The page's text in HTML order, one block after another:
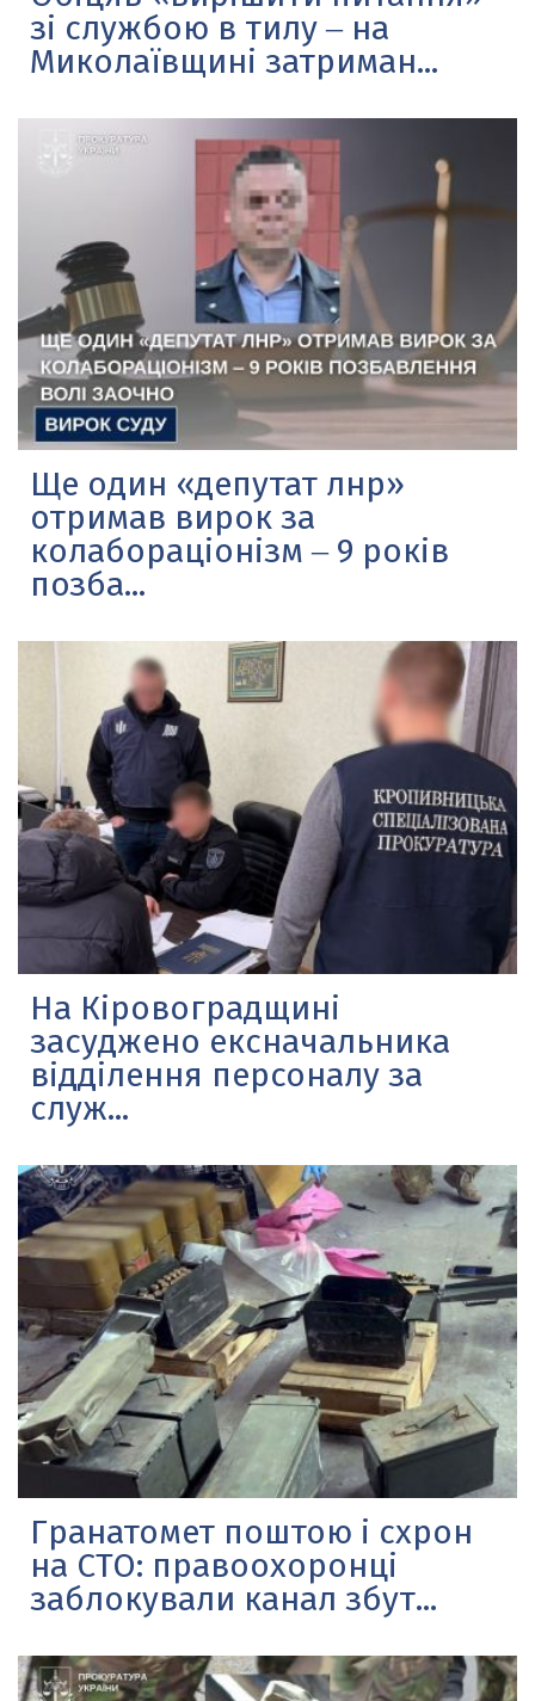
зі службою в тилу ‒ на
Миколаївщині затриман...
Ще один «депутат лнр»
отримав вирок за
колабораціонізм ‒ 9 років
позба...
На Кіровоградщині
засуджено ексначальника
відділення персоналу за
служ...
Гранатомет поштою і схрон
на СТО: правоохоронці
заблокували канал збут...